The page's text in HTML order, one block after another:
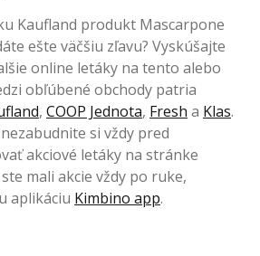
Kaufland produkt Mascarpone
ešte väčšiu zľavu? Vyskúšajte
online letáky na tento alebo
obľúbené obchody patria
, COOP Jednota, Fresh a Klas.
si vždy pred
akciové letáky na stránke
ste mali akcie vždy po ruke,
aplikáciu Kimbino app.